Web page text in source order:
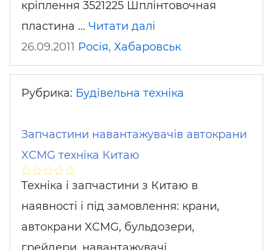
кріплення 3521225 Шплінтовочная
пластина … Читати далі
26.09.2011 Росія, Хабаровськ
Рубрика: Будівельна техніка
Запчастини навантажувачів автокрани
XCMG техніка Китаю
Техніка і запчастини з Китаю в
наявності і під замовлення: крани,
автокрани XCMG, бульдозери,